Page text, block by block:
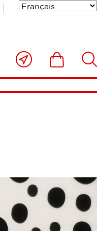
Près
de
moi